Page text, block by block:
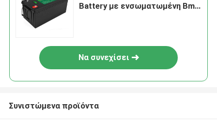
Battery με ενσωματωμένη Bms
Να συνεχίσει
Συνιστώμενα προϊόντα